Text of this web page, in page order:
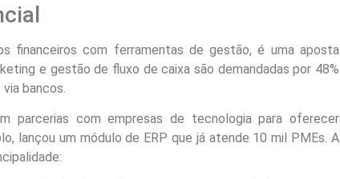
financeiros com ferramentas de gestão, é uma aposta
e gestão de fluxo de caixa são demandadas por 48%
bancos.
parcerias com empresas de tecnologia para oferecer
lançou um módulo de ERP que já atende 10 mil PMEs. A